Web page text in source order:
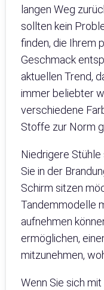
langen Weg
sollten kein
finden, die Ihrem
Geschmack
aktuellen Trend,
immer beliebter
verschiedene
Stoffe zur Norm
Niedrigere
Sie in der
Schirm sitzen
Tandemmodelle
aufnehmen
ermöglichen,
mitzunehmen,
Wenn Sie sich